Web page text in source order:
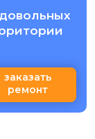
заказать
ремонт